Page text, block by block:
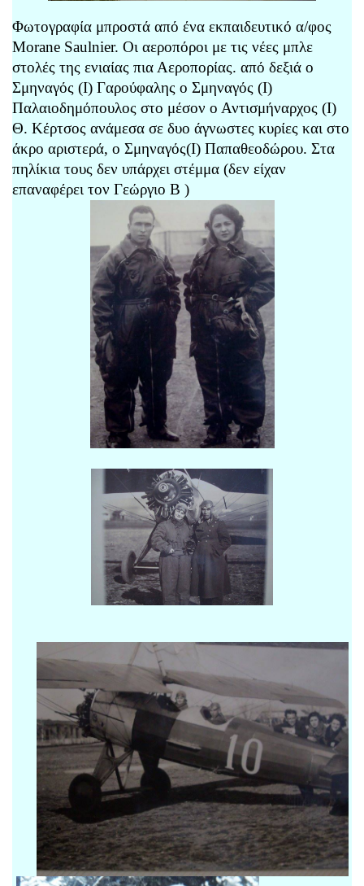
Φωτογραφία μπροστά από ένα εκπαιδευτικό α/φος
Morane Saulnier. Οι αεροπόροι με τις νέες μπλε
στολές της ενιαίας πια Αεροπορίας. από δεξιά ο
Σμηναγός (Ι) Γαρούφαλης ο Σμηναγός (Ι)
Παλαιοδημόπουλος στο μέσον ο Αντισμήναρχος (Ι)
Θ. Κέρτσος ανάμεσα σε δυο άγνωστες κυρίες και στο
άκρο αριστερά, ο Σμηναγός(Ι) Παπαθεοδώρου. Στα
πηλίκια τους δεν υπάρχει στέμμα (δεν είχαν
επαναφέρει τον Γεώργιο Β )